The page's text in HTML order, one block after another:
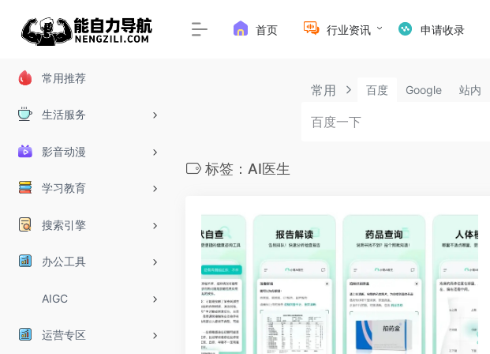
常用推荐
生活服务
影音动漫
学习教育
搜索引擎
办公工具
AIGC
运营专区
首页 行业资讯 申请收录
常用 百度 Google 站内
标签：AI医生